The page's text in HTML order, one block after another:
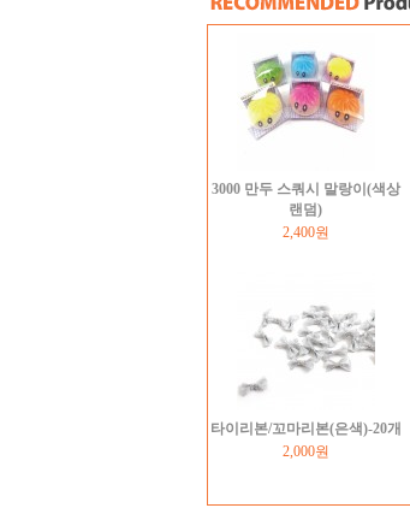
3000 만두 스쿼시 말랑이(색상
랜덤)
2,400원
타이리본/꼬마리본(은색)-20개
2,000원